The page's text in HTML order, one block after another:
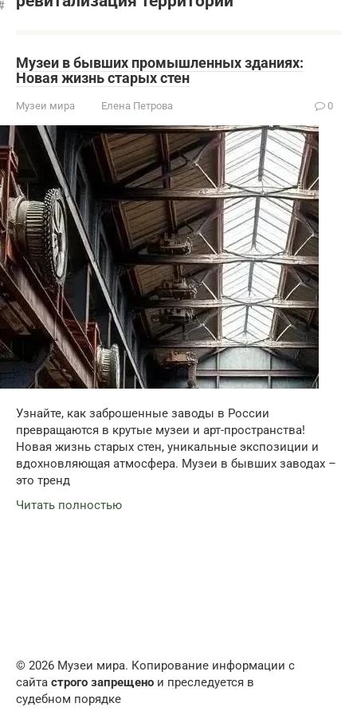
Музеи в бывших промышленных зданиях:
Новая жизнь старых стен
Музеи мира Елена Петрова 0
Узнайте, как заброшенные заводы в России
превращаются в крутые музеи и арт-пространства!
Новая жизнь старых стен, уникальные экспозиции и
вдохновляющая атмосфера. Музеи в бывших заводах –
это тренд
Читать полностью
© 2026 Музеи мира. Копирование информации с
сайта строго запрещено и преследуется в
судебном порядке